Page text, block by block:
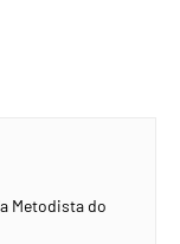
Metodista do